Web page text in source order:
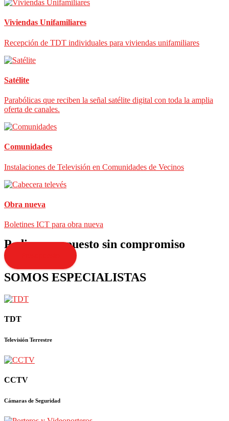
Viviendas Unifamiliares
Recepción de TDT individuales para viviendas unifamiliares
Satélite
Parabólicas que reciben la señal satélite digital con toda la amplia
oferta de canales.
Comunidades
Instalaciones de Televisión en Comunidades de Vecinos
Obra nueva
Boletines ICT para obra nueva
Pedir presupuesto sin compromiso
SOMOS ESPECIALISTAS
TDT
Televisión Terrestre
CCTV
Cámaras de Seguridad